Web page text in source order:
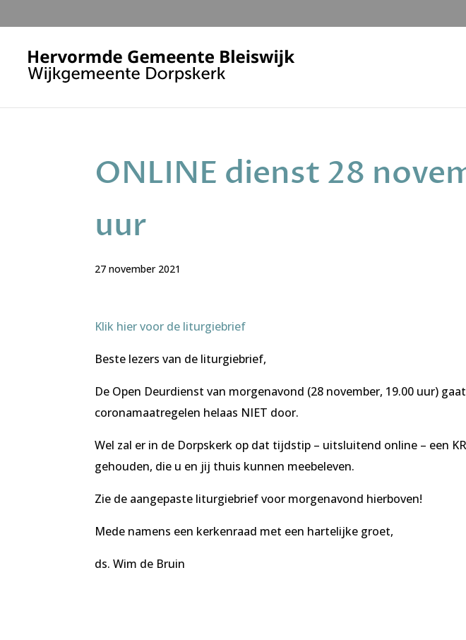
ONLINE dienst 28
uur
27 november 2021
Klik hier voor de liturgiebrief
Beste lezers van de liturgiebrief,
De Open Deurdienst van morgenavond (28 november, 19.00 uur)
coronamaatregelen helaas NIET door.
Wel zal er in de Dorpskerk op dat tijdstip – uitsluitend online – een
gehouden, die u en jij thuis kunnen meebeleven.
Zie de aangepaste liturgiebrief voor morgenavond hierboven!
Mede namens een kerkenraad met een hartelijke groet,
ds. Wim de Bruin